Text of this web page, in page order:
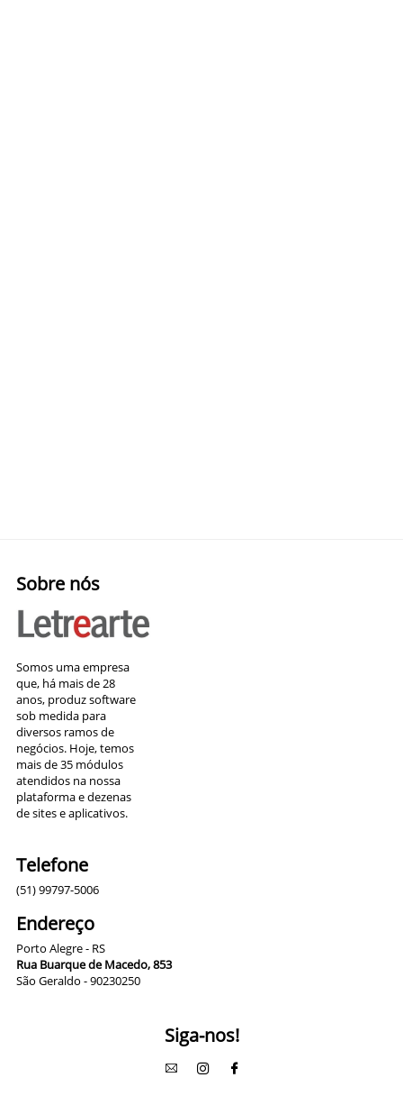
Sobre nós
Somos uma empresa
que, há mais de 28
anos, produz software
sob medida para
diversos ramos de
negócios. Hoje, temos
mais de 35 módulos
atendidos na nossa
plataforma e dezenas
de sites e aplicativos.
Telefone
(51) 99797-5006
Endereço
Porto Alegre - RS
Rua Buarque de Macedo, 853
São Geraldo - 90230250
Siga-nos!
  